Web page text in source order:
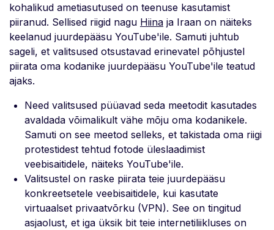
kohalikud ametiasutused on teenuse kasutamist
piiranud. Sellised riigid nagu Hiina ja Iraan on näiteks
keelanud juurdepääsu YouTube'ile. Samuti juhtub
sageli, et valitsused otsustavad erinevatel põhjustel
piirata oma kodanike juurdepääsu YouTube'ile teatud
ajaks.
Need valitsused püüavad seda meetodit kasutades
avaldada võimalikult vähe mõju oma kodanikele.
Samuti on see meetod selleks, et takistada oma riigi
protestidest tehtud fotode üleslaadimist
veebisaitidele, näiteks YouTube'ile.
Valitsustel on raske piirata teie juurdepääsu
konkreetsetele veebisaitidele, kui kasutate
virtuaalset privaatvõrku (VPN). See on tingitud
asjaolust, et iga üksik bit teie internetiliikluses on